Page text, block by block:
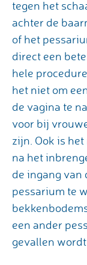
tegen het
achter de
of het
direct een
hele
het niet om
de vagina te
voor bij
zijn. Ook is
na het
de ingang van
pessarium te
een ander
gevallen